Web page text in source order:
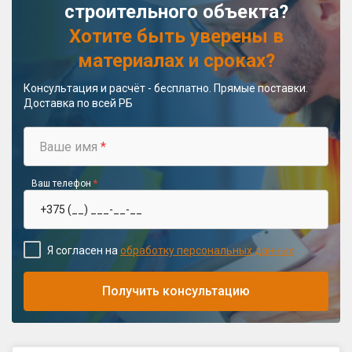
строительного объекта?
Хотите быть уверены в
материалах и сроках?
Консультация и расчёт - бесплатно. Прямые поставки.
Доставка по всей РБ
Ваше имя *
Ваш телефон *
Получить консультацию
Я согласен наобработку персональных данных